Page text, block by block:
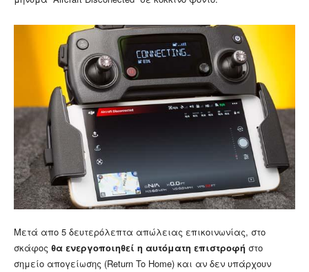
Μετά απο 5 δευτερόλεπτα απώλειας επικοινωνίας, στο
σκάφος θα ενεργοποιηθεί η αυτόματη επιστροφή στο
σημείο απογείωσης (Return To Home) και αν δεν υπάρχουν